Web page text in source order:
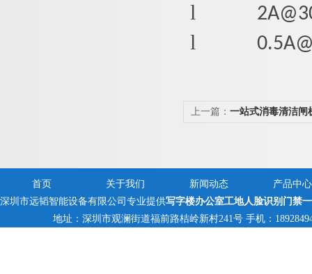
l
l
上一篇： 一站式消毒清洁闸
首页 关于我们 新闻动态
产品中心
深圳市远韬智能设备有限公司专业提供写字楼办公室工地人脸识别门禁
地址：深圳市观澜街道福前路桔岭新村241号 手机：